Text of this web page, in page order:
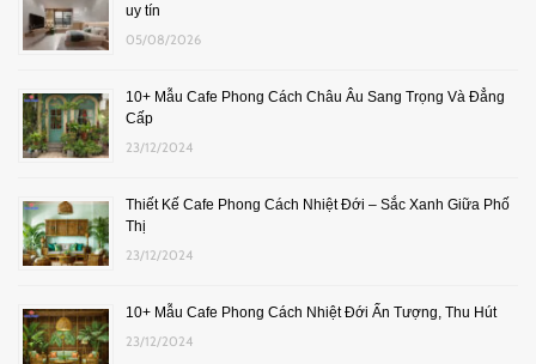
uy tín
05/08/2026
10+ Mẫu Cafe Phong Cách Châu Âu Sang Trọng Và Đẳng
Cấp
23/12/2024
Thiết Kế Cafe Phong Cách Nhiệt Đới – Sắc Xanh Giữa Phố
Thị
23/12/2024
10+ Mẫu Cafe Phong Cách Nhiệt Đới Ấn Tượng, Thu Hút
23/12/2024